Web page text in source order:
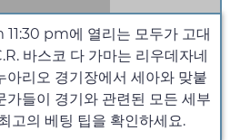
11:30 pm에 열리는 모두가 고대
바스코 다 가마는 리우데자네
아리오 경기장에서 세아와 맞붙
가들이 경기와 관련된 모든 세부
고의 베팅 팁을 확인하세요.